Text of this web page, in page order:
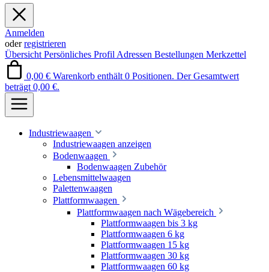
Anmelden
oderregistrieren
Übersicht Persönliches Profil Adressen Bestellungen Merkzettel
0,00 € Warenkorb enthält 0 Positionen. Der Gesamtwert
beträgt 0,00 €.
Industriewaagen
Industriewaagen anzeigen
Bodenwaagen
Bodenwaagen Zubehör
Lebensmittelwaagen
Palettenwaagen
Plattformwaagen
Plattformwaagen nach Wägebereich
Plattformwaagen bis 3 kg
Plattformwaagen 6 kg
Plattformwaagen 15 kg
Plattformwaagen 30 kg
Plattformwaagen 60 kg